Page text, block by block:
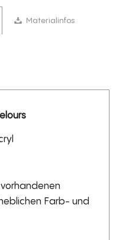
Materialinfos
Farb- und